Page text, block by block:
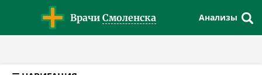
Врачи Смоленска Анализы